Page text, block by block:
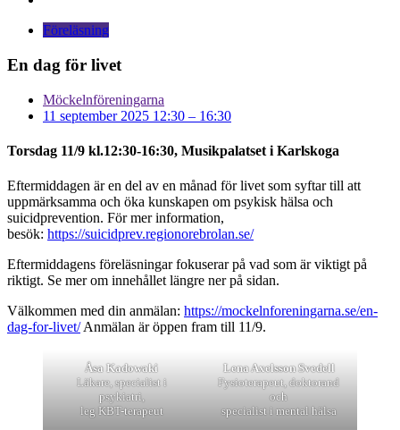
Föreläsning
En dag för livet
Möckelnföreningarna
11 september 2025 12:30 – 16:30
Torsdag 11/9 kl.12:30-16:30, Musikpalatset i Karlskoga
Eftermiddagen är en del av en månad för livet som syftar till att
uppmärksamma och öka kunskapen om psykisk hälsa och
suicidprevention. För mer information,
besök: https://suicidprev.regionorebrolan.se/
Eftermiddagens föreläsningar fokuserar på vad som är viktigt på
riktigt. Se mer om innehållet längre ner på sidan.
Välkommen med din anmälan: https://mockelnforeningarna.se/en-
dag-for-livet/Anmälan är öppen fram till 11/9.
Åsa Kadowaki
Läkare, specialist i
psykiatri,
leg KBT-terapeut
Lena Axelsson Svedell
Fysioterapeut, doktorand
och
specialist i mental hälsa